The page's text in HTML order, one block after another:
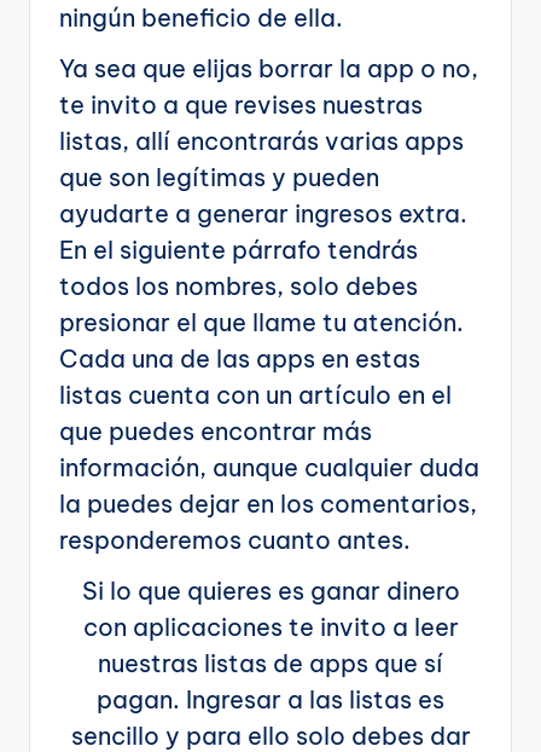
ningún beneficio de ella.
Ya sea que elijas borrar la app o no,
te invito a que revises nuestras
listas, allí encontrarás varias apps
que son legítimas y pueden
ayudarte a generar ingresos extra.
En el siguiente párrafo tendrás
todos los nombres, solo debes
presionar el que llame tu atención.
Cada una de las apps en estas
listas cuenta con un artículo en el
que puedes encontrar más
información, aunque cualquier duda
la puedes dejar en los comentarios,
responderemos cuanto antes.
Si lo que quieres es ganar dinero
con aplicaciones te invito a leer
nuestras listas de apps que sí
pagan. Ingresar a las listas es
sencillo y para ello solo debes dar